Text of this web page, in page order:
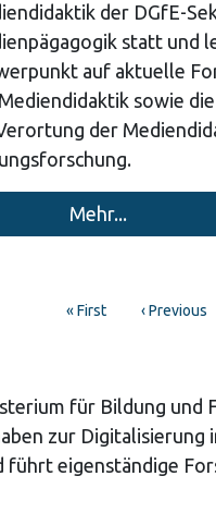
der DGfE-
statt und
auf aktuelle
sowie
der
Mehr...
First
« First
Previous
‹ Previous
für Bildung und
zur
führt eigenständige